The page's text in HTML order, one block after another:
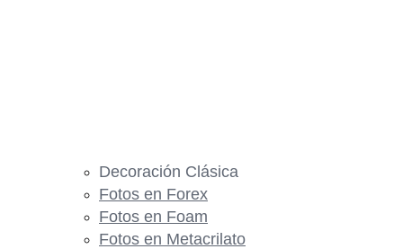
Decoración Clásica
Fotos en Forex
Fotos en Foam
Fotos en Metacrilato